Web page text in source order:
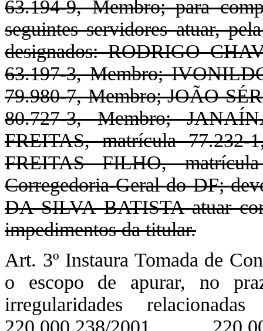
63.194-9, Membro; para
seguintes servidores atuar,
designados: RODRIGO
63.197-3, Membro;
79.980-7, Membro; JOÃO
80.727-3, Membro;
FREITAS, matrícula
FREITAS FILHO,
Corregedoria-Geral do DF;
DA SILVA BATISTA atuar
impedimentos da titular.
Art. 3º Instaura Tomada de
o escopo de apurar, no
irregularidades
220.000.238/2001,